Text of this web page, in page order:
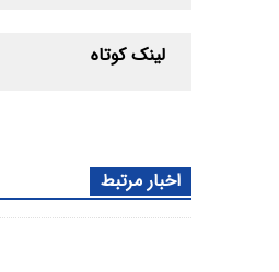
لینک کوتاه
اخبار مرتبط